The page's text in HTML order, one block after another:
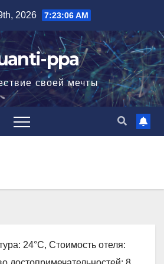
2026 7:23:07 AM
ppa
своей мечты
24°C, Стоимость отеля: